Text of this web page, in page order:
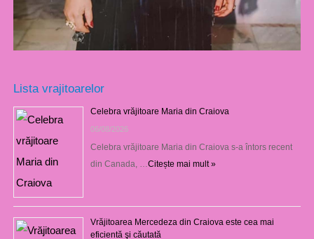
Lista vrajitoarelor
Celebra vrăjitoare Maria din Craiova
06/08/2026
Celebra vrăjitoare Maria din Craiova s-a întors recent
din Canada, … Citește mai mult »
Vrăjitoarea Mercedeza din Craiova este cea mai
eficientă şi căutată